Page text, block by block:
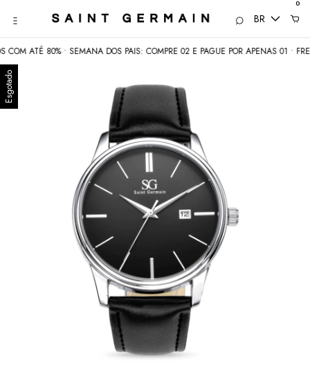
BR
0
ATÉ 80% • SEMANA DOS PAIS: COMPRE 02 E PAGUE POR APENAS 01 •
Esgotado